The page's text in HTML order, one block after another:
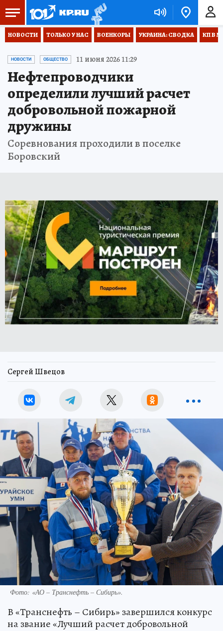
НОВОСТИ ТОЛЬКО У НАС ВОЕНКОРЫ УКРАИНА: СВОДКА КП В
НОВОСТИ ОБЩЕСТВО 11 июня 2026 11:29
Нефтепроводчики
определили лучший расчет
добровольной пожарной
дружины
Соревнования проходили в поселке
Боровский
Сергей Швецов
Фото: «АО – Транснефть – Сибирь».
В «Транснефть – Сибирь» завершился конкурс
на звание «Лучший расчет добровольной